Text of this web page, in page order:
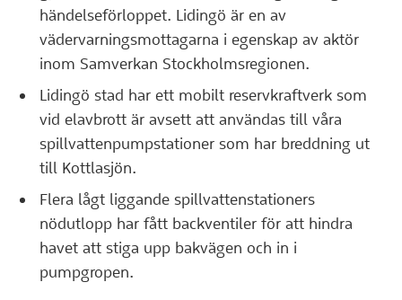
händelseförloppet. Lidingö är en av
vädervarningsmottagarna i egenskap av aktör
inom Samverkan Stockholmsregionen.
Lidingö stad har ett mobilt reservkraftverk som
vid elavbrott är avsett att användas till våra
spillvattenpumpstationer som har breddning ut
till Kottlasjön.
Flera lågt liggande spillvattenstationers
nödutlopp har fått backventiler för att hindra
havet att stiga upp bakvägen och in i
pumpgropen.